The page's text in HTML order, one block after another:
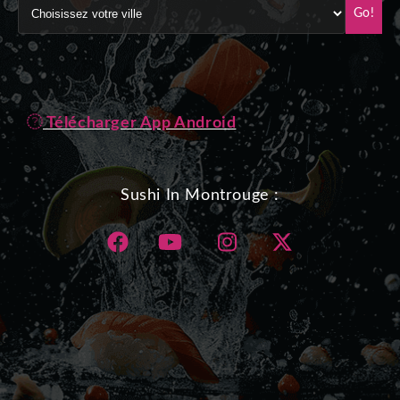
Go!
Télécharger App Android
Sushi In Montrouge :